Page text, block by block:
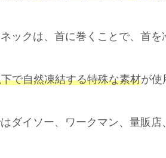
ックは、首に巻くことで、首
で自然凍結する特殊な素材が使
ダイソー、ワークマン、量販